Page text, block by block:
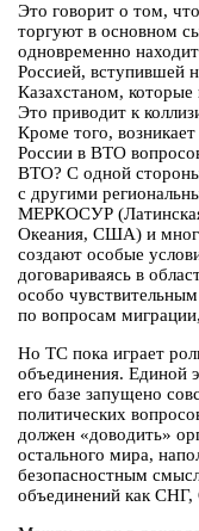
Это говорит о том,
торгуют в основном
одновременно
Россией, вступившей
Казахстаном, которые
Это приводит к
Кроме того,
России в ВТО
ВТО? С одной
с другими
МЕРКОСУР
Океания, США) и
создают особые
договариваясь в
особо
по вопросам
Но ТС пока играет
объединения. Единой
его базе запущено
политических
должен «доводить»
остального мира,
безопасностным
объединений как